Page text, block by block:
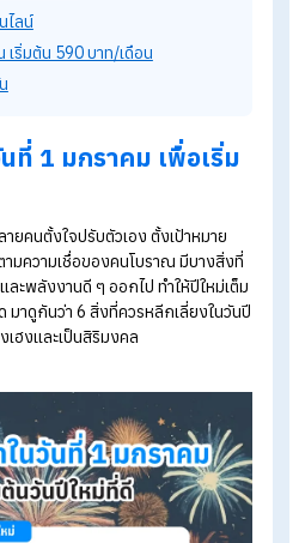
สัญลักษณ์ของการเริ่มต้นสิ่งดี ๆ หลายค
งเป้าหมาย และสร้างพลังบวกให้ชีวิต
มความเชื่อของคนโบราณ ยังมี “ข้อห้า
1
ตลอดทั้งปี มาดูกันว่ามีอะไรที่ควรหลีก
กันบ้าง ไปดูกันเลย
ง HumanSoft เพิ่มเติม
นเดือนอัตโนมัติ
ดือน เริ่มต้น 590 บาท/เดือน
วัน
วันที่ 1 มกราคม เพื่อเริ่